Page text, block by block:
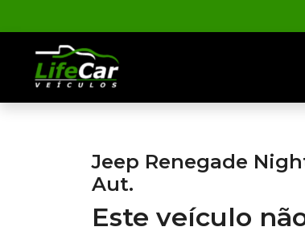
Jeep Renegade
Aut.
Este veículo